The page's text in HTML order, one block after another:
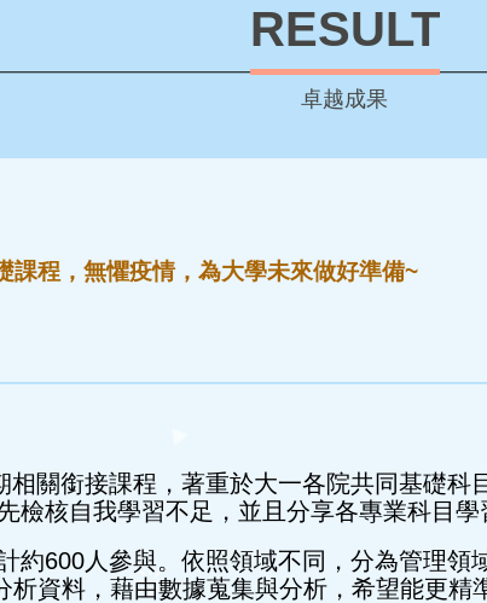
RESULT
卓越成果
課程，無懼疫情，為大學未來做好準備~
關銜接課程，著重於大一各院共同基礎
檢核自我學習不足，並且分享各專業科目學
約600人參與。依照領域不同，分為管理
資料，藉由數據蒐集與分析，希望能更